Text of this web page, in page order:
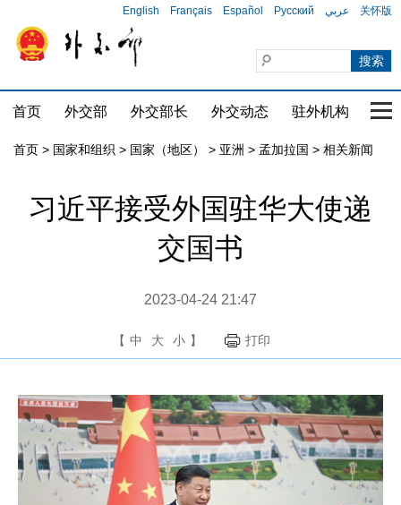
English Français Español Русский عربي 关怀版
首页 外交部 外交部长 外交动态 驻外机构 国
首页 > 国家和组织 > 国家（地区） > 亚洲 > 孟加拉国 > 相关新闻
习近平接受外国驻华大使递
交国书
2023-04-24 21:47
【 中 大 小 】 打印